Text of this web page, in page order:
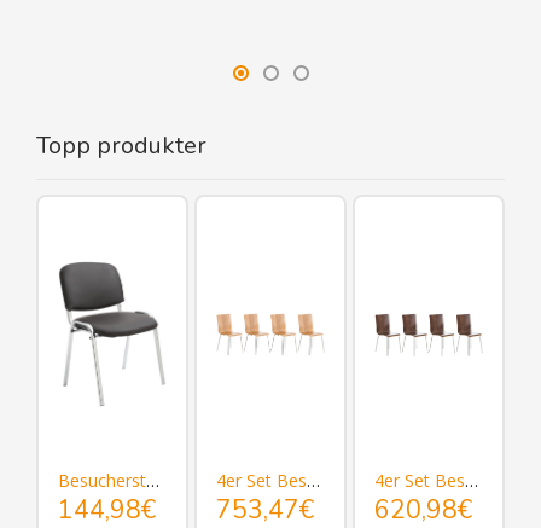
Topp produkter
Besucherstuhl Ken C Kunstleder
144,98€
4er Set Besucherstuhl Pepe
753,47€
4er Set Besucherstuhl Pepe
620,98€